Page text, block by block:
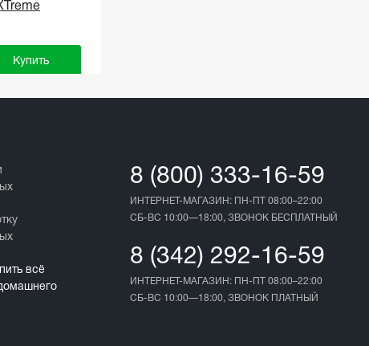
Купить
всё
8 (800) 333-16-59
ИНТЕРНЕТ-МАГАЗИН: ПН-ПТ 08:00–22:00
СБ-ВС 10:00—18:00, ЗВОНОК БЕСПЛАТНЫЙ
8 (342) 292-16-59
ИНТЕРНЕТ-МАГАЗИН: ПН-ПТ 08:00–22:00
СБ-ВС 10:00—18:00, ЗВОНОК ПЛАТНЫЙ